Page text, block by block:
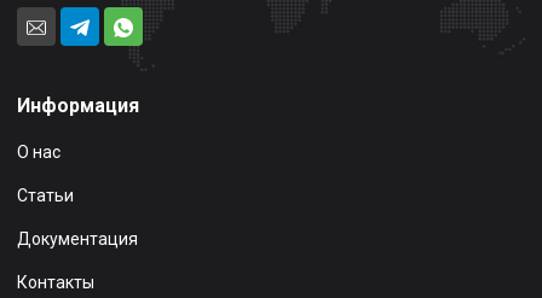
Информация
О нас
Статьи
Документация
Контакты